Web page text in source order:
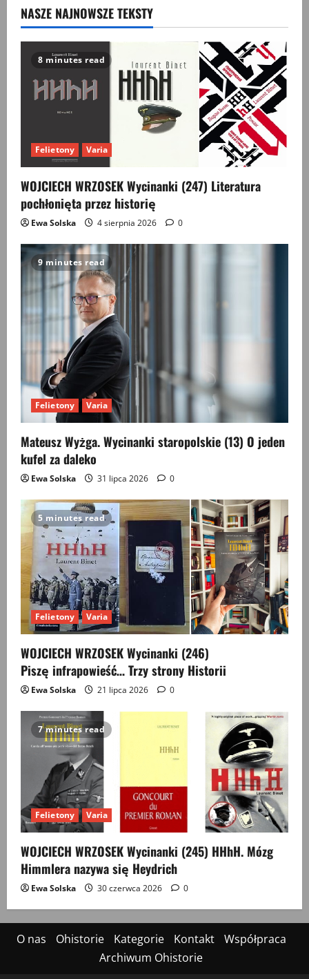
(Conceptual
primer)
NASZE NAJNOWSZE TEKSTY
8 minutes read
Felietony Varia
WOJCIECH WRZOSEK Wycinanki (247) Literatura
pochłonięta przez historię
Ewa Solska 4 sierpnia 2026 0
9 minutes read
Felietony Varia
Mateusz Wyżga. Wycinanki staropolskie (13) O jeden
kufel za daleko
Ewa Solska 31 lipca 2026 0
5 minutes read
Felietony Varia
WOJCIECH WRZOSEK Wycinanki (246)
Piszę infrapowieść… Trzy strony Historii
Ewa Solska 21 lipca 2026 0
7 minutes read
Felietony Varia
WOJCIECH WRZOSEK Wycinanki (245) HHhH. Mózg
Himmlera nazywa się Heydrich
Ewa Solska 30 czerwca 2026 0
O nas Ohistorie Kategorie Kontakt
Współpraca
Archiwum Ohistorie